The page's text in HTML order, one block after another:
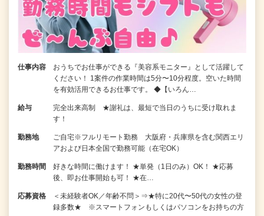
仕事内容
おうちでお仕事ができる『美容系モニター』として活躍して
ください！ 1案件の作業時間は5分〜10分程度。空いた時間
を有効活用できるお仕事です。 ◆【いろん…
給与
完全出来高制 ★謝礼は、最短で当日のうちに受け取れま
す！
勤務地
ご自宅※フルリモート勤務 大阪府・兵庫県を含む関西エリ
アおよび日本全国で勤務可能（在宅OK）
勤務時間
好きな時間に働けます！ ★単発（1日のみ）OK！ ★応募
後、即お仕事開始も可！ ★在…
応募資格
＜未経験者OK／年齢不問＞⇒★特に20代〜50代の女性の登
録多数★ ※スマートフォンもしくはパソコンをお持ちの方